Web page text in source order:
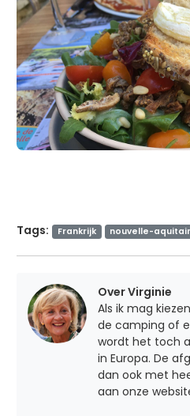
Tags: Frankrijk nouvelle-
Over Virginie
Als ik mag
de camping of
wordt het toch
in Europa. De
dan ook met
aan onze